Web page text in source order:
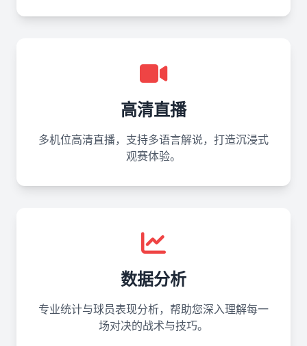
高清直播
多机位高清直播，支持多语言解说，打造沉浸式
观赛体验。
数据分析
专业统计与球员表现分析，帮助您深入理解每一
场对决的战术与技巧。